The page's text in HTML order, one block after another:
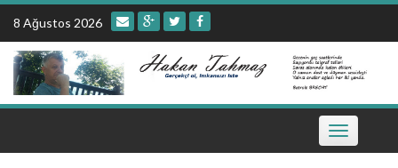
Skip
content
8 Ağustos 2026
Toggle
navigation